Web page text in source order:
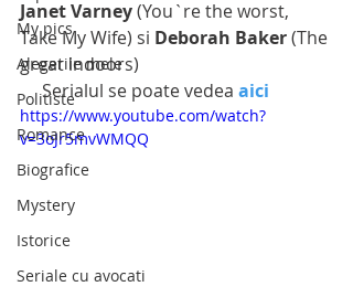
My pics
Alegerile mele
Politiste
Romance
Biografice
Mystery
Istorice
Seriale cu avocati
Janet Varney (You`re the worst,
Take My Wife) si Deborah Baker (The
great indoors)
     Serialul se poate vedea
aici
https://www.youtube.com/watch?
v=3oJr5mvWMQQ